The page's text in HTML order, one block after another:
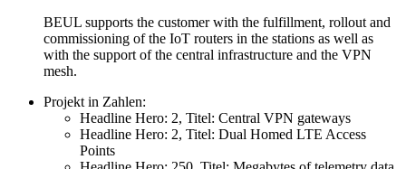
BEUL supports the customer with the fulfillment, rollout and
commissioning of the IoT routers in the stations as well as
with the support of the central infrastructure and the VPN
mesh.
Projekt in Zahlen:
Headline Hero: 2, Titel: Central VPN gateways
Headline Hero: 2, Titel: Dual Homed LTE Access
Points